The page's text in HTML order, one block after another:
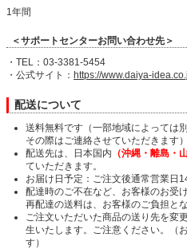
1年間
＜サポートセンターお問い合わせ先＞
・TEL：03-3381-5454
・公式サイト： https://www.daiya-
配送について
送料無料です（一部地域によっては
その際はご連絡させていただきます）
配送先は、日本国内 （沖縄・離島・
ていただきます。
お届け日予定：ご注文後通常営業日
配達時のご不在など、お客様のお受
再配達の送料は、お客様のご負担と
ご注文いただいた商品の送り先を変
生いたします。ご注意ください。（
す）